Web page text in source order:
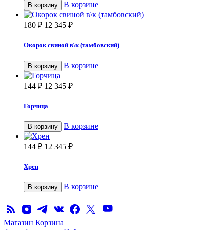
В корзину В корзине
180 ₽ 12 345 ₽
Окорок свиной в\к (тамбовский)
В корзину В корзине
144 ₽ 12 345 ₽
Горчица
В корзину В корзине
144 ₽ 12 345 ₽
Хрен
В корзину В корзине
Магазин Корзина